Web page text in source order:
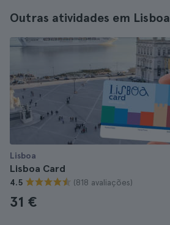
Outras atividades em Lisboa
Lisboa
Lisboa Card
4.5 (818 avaliações)
31 €